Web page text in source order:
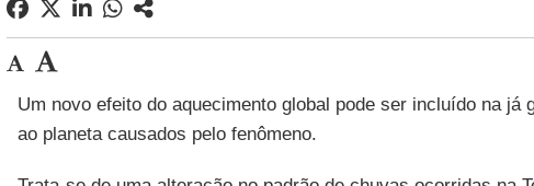
Um novo efeito do aquecimento global pode ser incluído na já
ao planeta causados pelo fenômeno.